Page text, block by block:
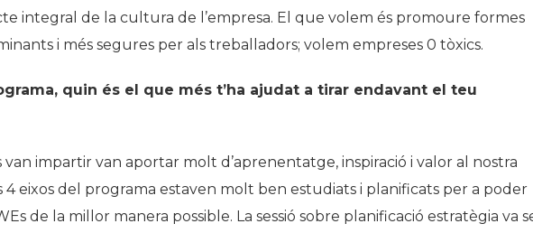
integral de la cultura de l’empresa. El que volem és promoure formes
i més segures per als treballadors; volem empreses 0 tòxics.
quin és el que més t’ha ajudat a tirar endavant el teu
van impartir van aportar molt d’aprenentatge, inspiració i valor al nostra
4 eixos del programa estaven molt ben estudiats i planificats per a poder
de la millor manera possible. La sessió sobre planificació estratègia va